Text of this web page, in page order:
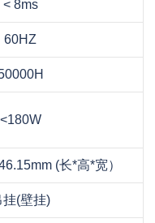
< 8ms
60HZ
<180W
(长*高*宽）
挂(壁挂)